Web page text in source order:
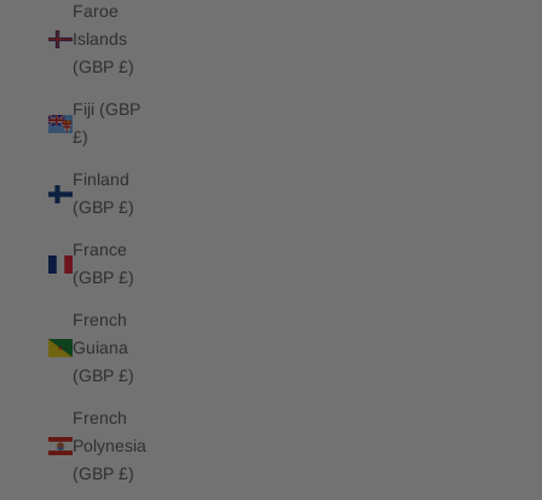
Faroe
Islands
(GBP £)
Fiji (GBP
£)
Finland
(GBP £)
France
(GBP £)
French
Guiana
(GBP £)
French
Polynesia
(GBP £)